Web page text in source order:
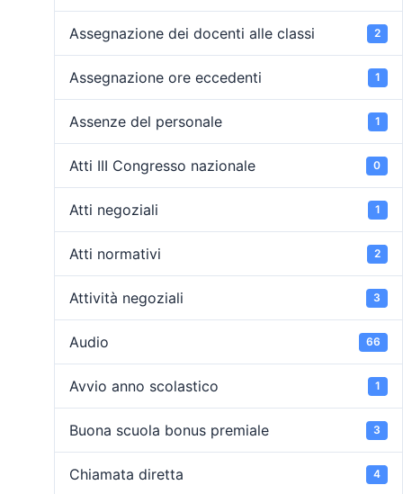
Assegnazione dei docenti alle classi 2
Assegnazione ore eccedenti 1
Assenze del personale 1
Atti III Congresso nazionale 0
Atti negoziali 1
Atti normativi 2
Attività negoziali 3
Audio 66
Avvio anno scolastico 1
Buona scuola bonus premiale 3
Chiamata diretta 4